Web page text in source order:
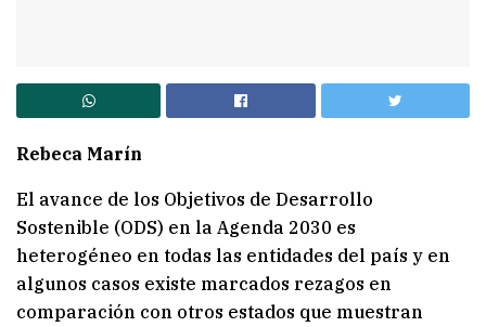
Rebeca Marín
El avance de los Objetivos de Desarrollo
Sostenible (ODS) en la Agenda 2030 es
heterogéneo en todas las entidades del país y en
algunos casos existe marcados rezagos en
comparación con otros estados que muestran